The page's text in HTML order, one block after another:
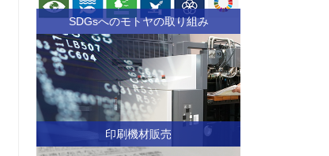
SDGsへのモトヤの取り組み
印刷機材販売